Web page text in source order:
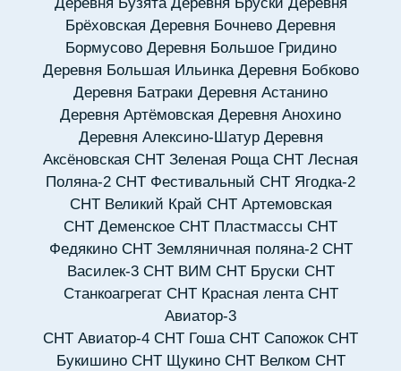
Брёховская Деревня Бочнево Деревня
Бормусово Деревня Большое Гридино
Деревня Большая Ильинка Деревня Бобково
Деревня Батраки Деревня Астанино
Деревня Артёмовская Деревня Анохино
Деревня Алексино-Шатур Деревня
Аксёновская СНТ Зеленая Роща СНТ Лесная
Поляна-2 СНТ Фестивальный СНТ Ягодка-2
СНТ Великий Край СНТ Артемовская
СНТ Деменское СНТ Пластмассы СНТ
Федякино СНТ Земляничная поляна-2 СНТ
Василек-3 СНТ ВИМ СНТ Бруски СНТ
Станкоагрегат СНТ Красная лента СНТ
Авиатор-3
СНТ Авиатор-4 СНТ Гоша СНТ Сапожок СНТ
Букишино СНТ Щукино СНТ Велком СНТ